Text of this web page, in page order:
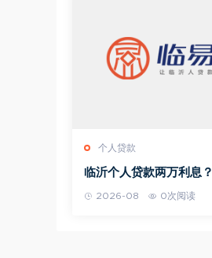
个人贷款
临沂个人贷款两万利息？
2026-08 0次阅读